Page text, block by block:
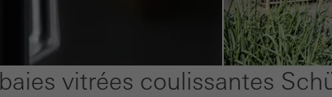
vitrées coulissantes